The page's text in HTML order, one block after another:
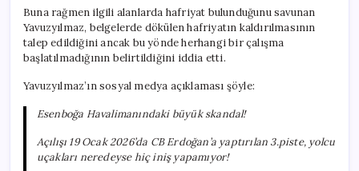
Buna rağmen ilgili alanlarda hafriyat bulunduğunu savunan
Yavuzyılmaz, belgelerde dökülen hafriyatın kaldırılmasının
talep edildiğini ancak bu yönde herhangi bir çalışma
başlatılmadığının belirtildiğini iddia etti.
Yavuzyılmaz’ın sosyal medya açıklaması şöyle:
Esenboğa Havalimanındaki büyük skandal!
Açılışı 19 Ocak 2026’da CB Erdoğan’a yaptırılan 3.piste, yolcu
uçakları neredeyse hiç iniş yapamıyor!